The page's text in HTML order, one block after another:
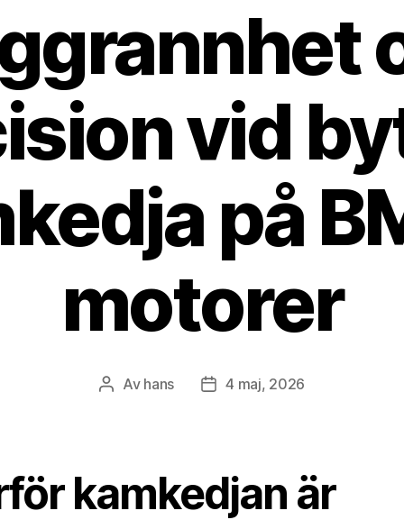
vid
på
motorer
Inläggsförfattare
Av hans Inläggsdatum
4 maj, 2026
kamkedjan är